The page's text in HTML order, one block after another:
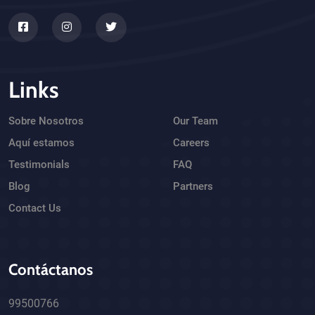
Links
Sobre Nosotros
Aquí estamos
Testimonials
Blog
Contact Us
Our Team
Careers
FAQ
Partners
Contáctanos
99500766